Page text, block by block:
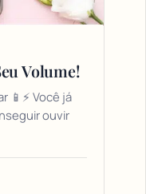
Volume!
📱⚡ Você já
ouvir